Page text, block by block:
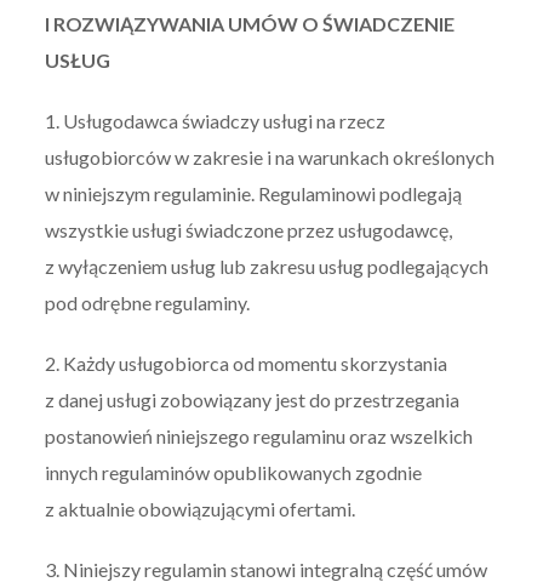
I ROZWIĄZYWANIA UMÓW O ŚWIADCZENIE
USŁUG
1. Usługodawca świadczy usługi na rzecz
usługobiorców w zakresie i na warunkach określonych
w niniejszym regulaminie. Regulaminowi podlegają
wszystkie usługi świadczone przez usługodawcę,
z wyłączeniem usług lub zakresu usług podlegających
pod odrębne regulaminy.
2. Każdy usługobiorca od momentu skorzystania
z danej usługi zobowiązany jest do przestrzegania
postanowień niniejszego regulaminu oraz wszelkich
innych regulaminów opublikowanych zgodnie
z aktualnie obowiązującymi ofertami.
3. Niniejszy regulamin stanowi integralną część umów